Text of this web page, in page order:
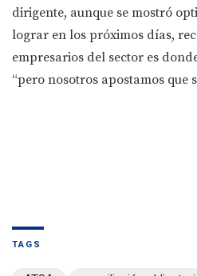
dirigente, aunque se mostró
lograr en los próximos días,
empresarios del sector es
“pero nosotros apostamos que
TAGS